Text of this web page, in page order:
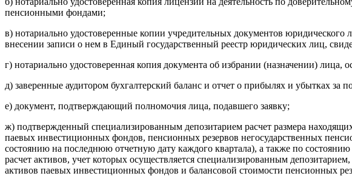
пенсионными фондами;
в) нотариально удостоверенные копии учредительных документов юридического
внесении записи о нем в Единый государственный реестр юридических лиц,
г) нотариально удостоверенная копия документа об избрании (назначении)
д) заверенные аудитором бухгалтерский баланс и отчет о прибылях и убытках
е) документ, подтверждающий полномочия лица, подавшего заявку;
ж) подтвержденный специализированным депозитарием расчет размера
паевых инвестиционных фондов, пенсионных резервов негосударственных
состоянию на последнюю отчетную дату каждого квартала), а также по
расчет активов, учет которых осуществляется специализированным
активов паевых инвестиционных фондов и балансовой стоимости пенсионных